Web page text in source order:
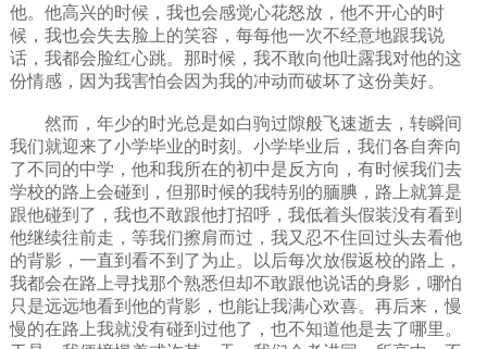
他。他高兴的时候，我也会感觉心花怒放，他不开心的时
候，我也会失去脸上的笑容，每每他一次不经意地跟我说
话，我都会脸红心跳。那时候，我不敢向他吐露我对他的这
份情感，因为我害怕会因为我的冲动而破坏了这份美好。
然而，年少的时光总是如白驹过隙般飞速逝去，转瞬间
我们就迎来了小学毕业的时刻。小学毕业后，我们各自奔向
了不同的中学，他和我所在的初中是反方向，有时候我们去
学校的路上会碰到，但那时候的我特别的腼腆，路上就算是
跟他碰到了，我也不敢跟他打招呼，我低着头假装没有看到
他继续往前走，等我们擦肩而过，我又忍不住回过头去看他
的背影，一直到看不到了为止。以后每次放假返校的路上，
我都会在路上寻找那个熟悉但却不敢跟他说话的身影，哪怕
只是远远地看到他的背影，也能让我满心欢喜。再后来，慢
慢的在路上我就没有碰到过他了，也不知道他是去了哪里。